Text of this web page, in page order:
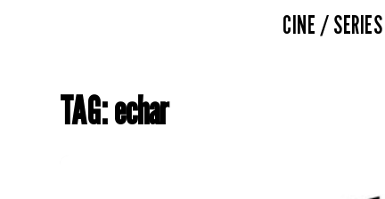
CINE / SERIES
TAG: echar